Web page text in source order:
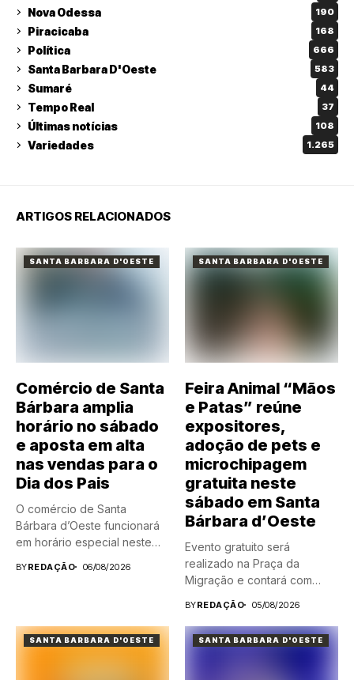
Nova Odessa 190
Piracicaba 168
Política 666
Santa Barbara D'Oeste 583
Sumaré 44
Tempo Real 37
Últimas notícias 108
Variedades 1.265
ARTIGOS RELACIONADOS
SANTA BARBARA D'OESTE
Comércio de Santa
Bárbara amplia
horário no sábado
e aposta em alta
nas vendas para o
Dia dos Pais
O comércio de Santa
Bárbara d’Oeste funcionará
em horário especial neste
BYREDAÇÃO 06/08/2026
SANTA BARBARA D'OESTE
Feira Animal “Mãos
e Patas” reúne
expositores,
adoção de pets e
microchipagem
gratuita neste
sábado em Santa
Bárbara d’Oeste
Evento gratuito será
realizado na Praça da
Migração e contará com
BYREDAÇÃO 05/08/2026
SANTA BARBARA D'OESTE SANTA BARBARA D'OESTE